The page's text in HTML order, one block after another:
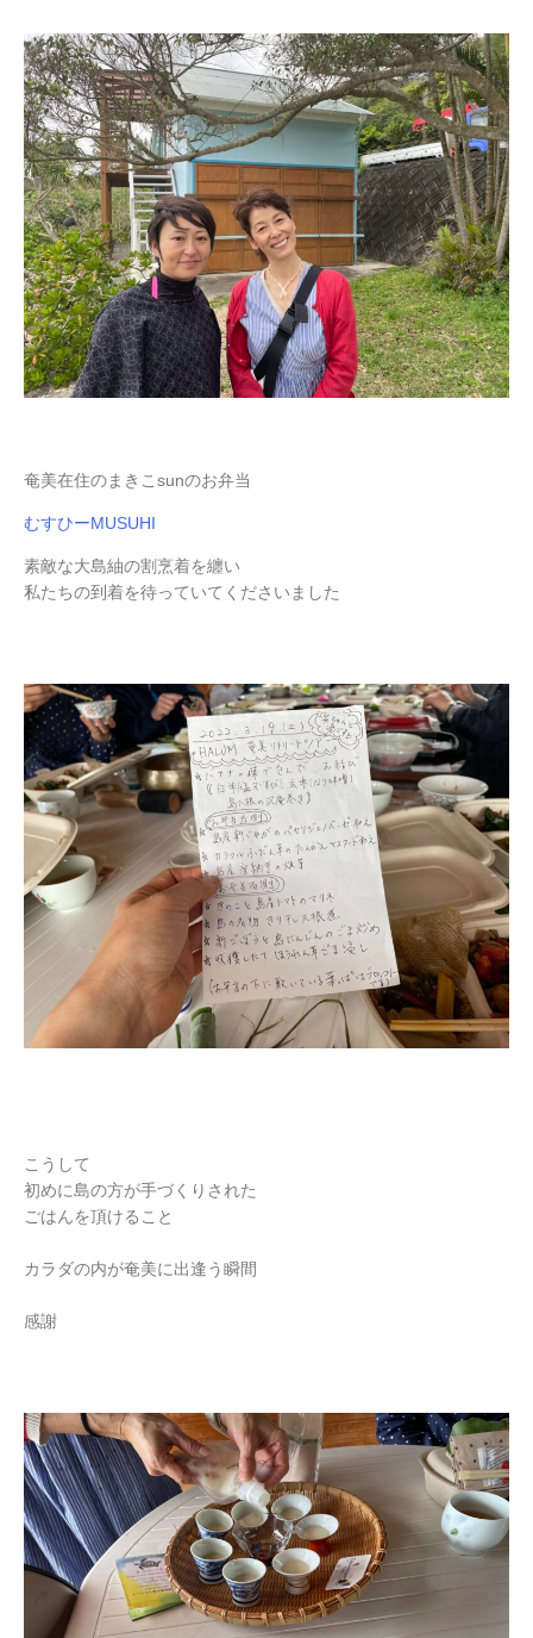
奄美在住のまきこsunのお弁当
むすひーMUSUHI
素敵な大島紬の割烹着を纏い
私たちの到着を待っていてくださいました
こうして
初めに島の方が手づくりされた
ごはんを頂けること
カラダの内が奄美に出逢う瞬間
感謝